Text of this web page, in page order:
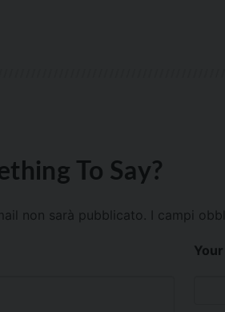
To Say?
non sarà pubblicato. I campi